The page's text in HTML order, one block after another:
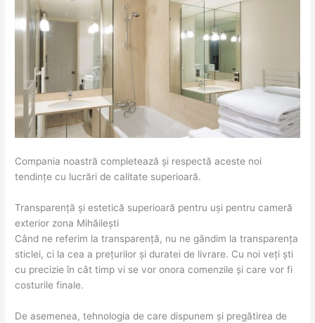
Compania noastră completează și respectă aceste noi
tendințe cu lucrări de calitate superioară.
Transparență și estetică superioară pentru uși pentru cameră
exterior zona Mihăileşti
Când ne referim la transparență, nu ne gândim la transparența
sticlei, ci la cea a prețurilor și duratei de livrare. Cu noi veți ști
cu precizie în cât timp vi se vor onora comenzile și care vor fi
costurile finale.
De asemenea, tehnologia de care dispunem și pregătirea de